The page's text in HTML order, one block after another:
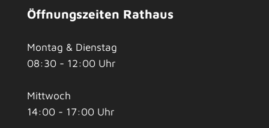
Öffnungszeiten Rathaus
Montag & Dienstag
08:30 - 12:00 Uhr
Mittwoch
14:00 - 17:00 Uhr